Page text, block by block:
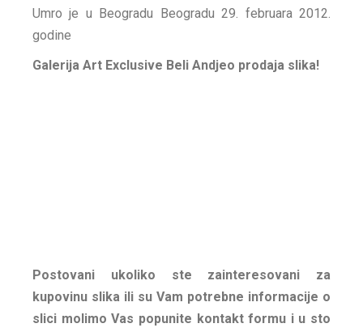
Umro je u Beogradu Beogradu 29. februara 2012.
godine
Galerija Art Exclusive Beli Andjeo prodaja slika!
Postovani ukoliko ste zainteresovani za
kupovinu slika ili su Vam potrebne informacije o
slici molimo Vas popunite kontakt formu i u sto